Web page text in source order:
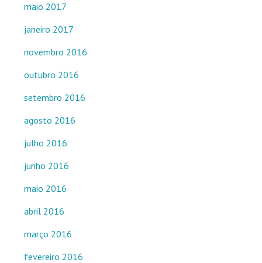
maio 2017
janeiro 2017
novembro 2016
outubro 2016
setembro 2016
agosto 2016
julho 2016
junho 2016
maio 2016
abril 2016
março 2016
fevereiro 2016